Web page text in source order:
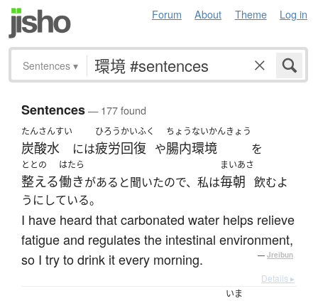
Forum About Theme Log in
Sentences ▾
Sentences— 177 found
たんさんすい
炭酸水 には
ひろうかいふく
疲労回復 や
ちょうないかんきょう
腸内環境 を
ととの
整える
はたら
働きがあると聞いたので、私は
まいあさ
毎朝 飲むよ
うにしている。
I have heard that carbonated water helps relieve
fatigue and regulates the intestinal environment,
so I try to drink it every morning.
— Jreibun
Details ▸
いま